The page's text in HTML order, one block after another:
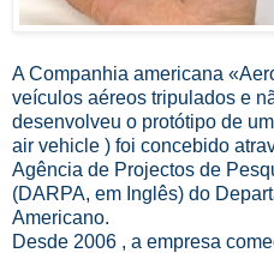
A Companhia americana
veículos aéreos tripulados e
desenvolveu o protótipo de
air vehicle ) foi concebido
Agência de Projectos de
(DARPA, em Inglês) do
Americano.
Desde 2006 , a empresa